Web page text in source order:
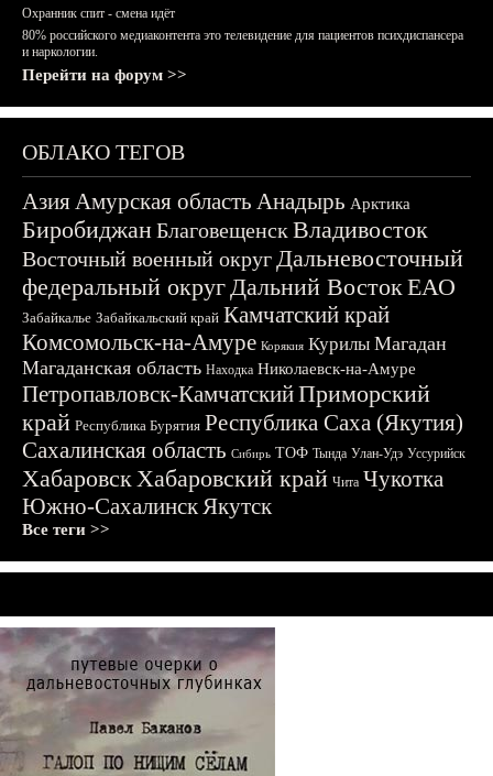
Охранник спит - смена идёт
80% российского медиаконтента это телевидение для пациентов психдиспансера
и наркологии.
Перейти на форум >>
ОБЛАКО ТЕГОВ
АзияАмурская область Анадырь Арктика
БиробиджанБлаговещенскВладивосток
Восточный военный округДальневосточный
федеральный округДальний ВостокЕАО
Забайкалье Забайкальский край Камчатский край
Комсомольск-на-Амуре Корякия Курилы Магадан
Магаданская область Находка Николаевск-на-Амуре
Петропавловск-КамчатскийПриморский
край Республика Бурятия Республика Саха (Якутия)
Сахалинская область Сибирь ТОФ Тында Улан-Удэ Уссурийск
ХабаровскХабаровский край Чита Чукотка
Южно-СахалинскЯкутск
Все теги >>